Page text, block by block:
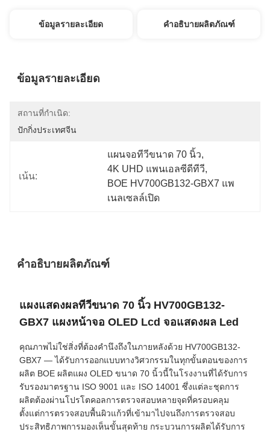
ข้อมูลรายละเอียด คำอธิบายผลิตภัณฑ์
ข้อมูลรายละเอียด
สถานที่กำเนิด:
ปักกิ่งประเทศจีน
เน้น:
แผนจอทีวีขนาด 70 นิ้ว,
4K UHD แพนเอลซีดีทีวี,
BOE HV700GB132-GBX7 แพ
เนลเซลล์เปิด
คำอธิบายผลิตภัณฑ์
แผงแสดงผลทีวีขนาด 70 นิ้ว HV700GB132-
GBX7 แผงหน้าจอ OLED Lcd จอแสดงผล Led
คุณภาพไม่ใช่สิ่งที่ต้องคำนึงถึงในภายหลังด้วย HV700GB132-
GBX7 — ได้รับการออกแบบทางวิศวกรรมในทุกขั้นตอนของการ
ผลิต BOE ผลิตแผง OLED ขนาด 70 นิ้วนี้ในโรงงานที่ได้รับการ
รับรองมาตรฐาน ISO 9001 และ ISO 14001 ซึ่งแต่ละชุดการ
ผลิตต้องผ่านโปรโตคอลการตรวจสอบหลายจุดที่ครอบคลุม
ตั้งแต่การตรวจสอบพื้นผิวแก้วที่เข้ามาไปจนถึงการตรวจสอบ
ประสิทธิภาพการมองเห็นขั้นสุดท้าย กระบวนการผลิตได้รับการ